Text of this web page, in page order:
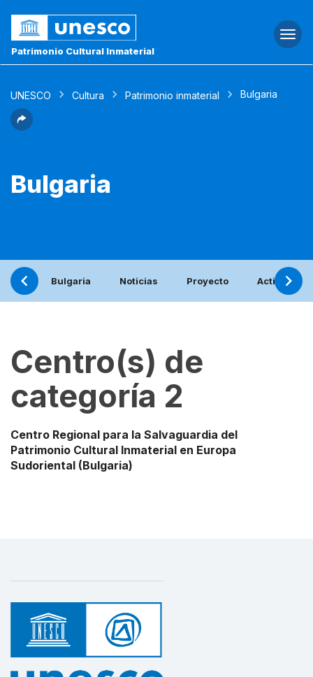
Patrimonio Cultural Inmaterial
UNESCO Cultura Patrimonio inmaterial Bulgaria
Bulgaria
Bulgaria Noticias Proyecto
Centro(s) de
categoría 2
Centro Regional para la Salvaguardia del
Patrimonio Cultural Inmaterial en Europa
Sudoriental (Bulgaria)